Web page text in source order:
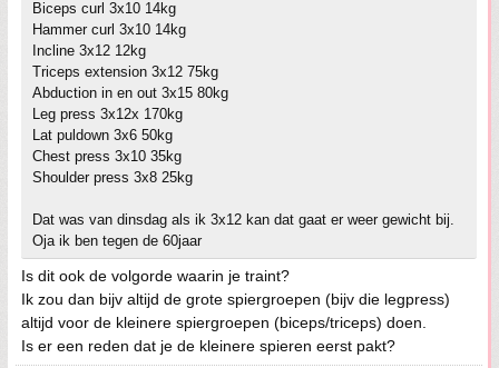
Biceps curl 3x10 14kg
Hammer curl 3x10 14kg
Incline 3x12 12kg
Triceps extension 3x12 75kg
Abduction in en out 3x15 80kg
Leg press 3x12x 170kg
Lat puldown 3x6 50kg
Chest press 3x10 35kg
Shoulder press 3x8 25kg
Dat was van dinsdag als ik 3x12 kan dat gaat er weer gewicht bij.
Oja ik ben tegen de 60jaar
Is dit ook de volgorde waarin je traint?
Ik zou dan bijv altijd de grote spiergroepen (bijv die legpress)
altijd voor de kleinere spiergroepen (biceps/triceps) doen.
Is er een reden dat je de kleinere spieren eerst pakt?